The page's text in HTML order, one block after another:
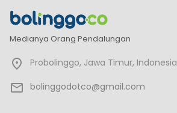
Medianya Orang Pendalungan
Probolinggo, Jawa Timur, Indonesia
bolinggodotco@gmail.com